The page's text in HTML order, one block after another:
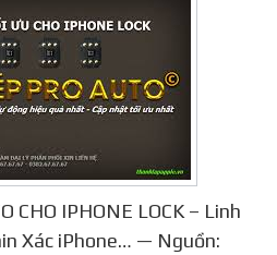
CHO IPHONE LOCK – Linh
Xác iPhone… — Nguồn: